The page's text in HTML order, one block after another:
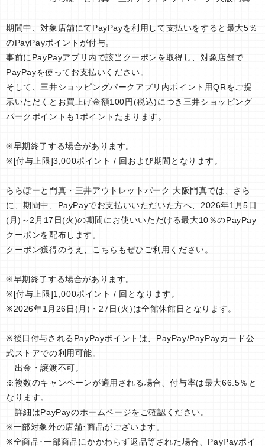
期間中、対象店舗にてPayPayを利用して支払いをすると最大5％
のPayPayポイントが付与。
事前にPayPayアプリ内で該当クーポンを取得し、対象店舗で
PayPayを使ってお支払いください。
そして、三井ショッピングパークアプリ内ポイント用QRをご提
示いただくとお買上げ金額100円(税込)につき三井ショッピング
パークポイントも1ポイントたまります。
※早期終了する場合があります。
※[付与上限]3,000ポイント / 回および期間となります。
ららぽーと門真・三井アウトレットパーク 大阪門真では、さら
に、期間中、PayPayでお支払いいただいた方へ、2026年1月5日
(月)～2月17日(火)の期間にお使いいただける最大10％のPayPay
クーポンを配布します。
クーポン獲得のうえ、こちらもぜひご利用ください。
※早期終了する場合があります。
※[付与上限]1,000ポイント / 回となります。
※2026年1月26日(月)・27日(火)は全館休館日となります。
※後日付与されるPayPayポイントは、PayPay/PayPayカード公
式ストアでの利用可能。
出金・譲渡不可。
※複数のキャンペーンが適用される場合、付与率は最大66.5％と
なります。
詳細はPayPayのホームページをご確認ください。
※一部対象外の店舗･商品がございます。
※全商品･一部商品にかかわらず返品等された場合、PayPayポイ